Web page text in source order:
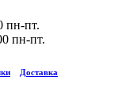
пн-пт.
пн-пт.
Доставка